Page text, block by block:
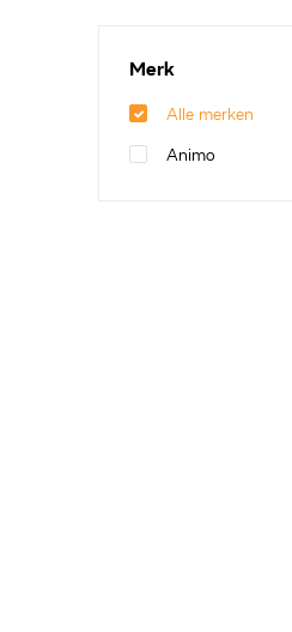
Merk
Alle merken
Animo